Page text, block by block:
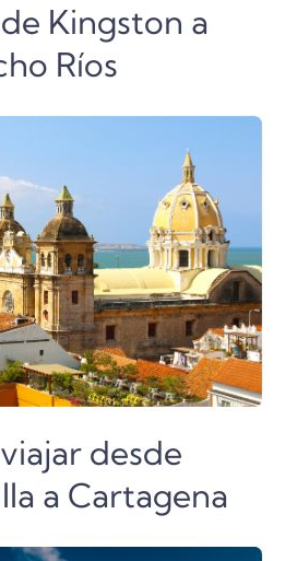
Kingston a
Ríos
desde
a Cartagena